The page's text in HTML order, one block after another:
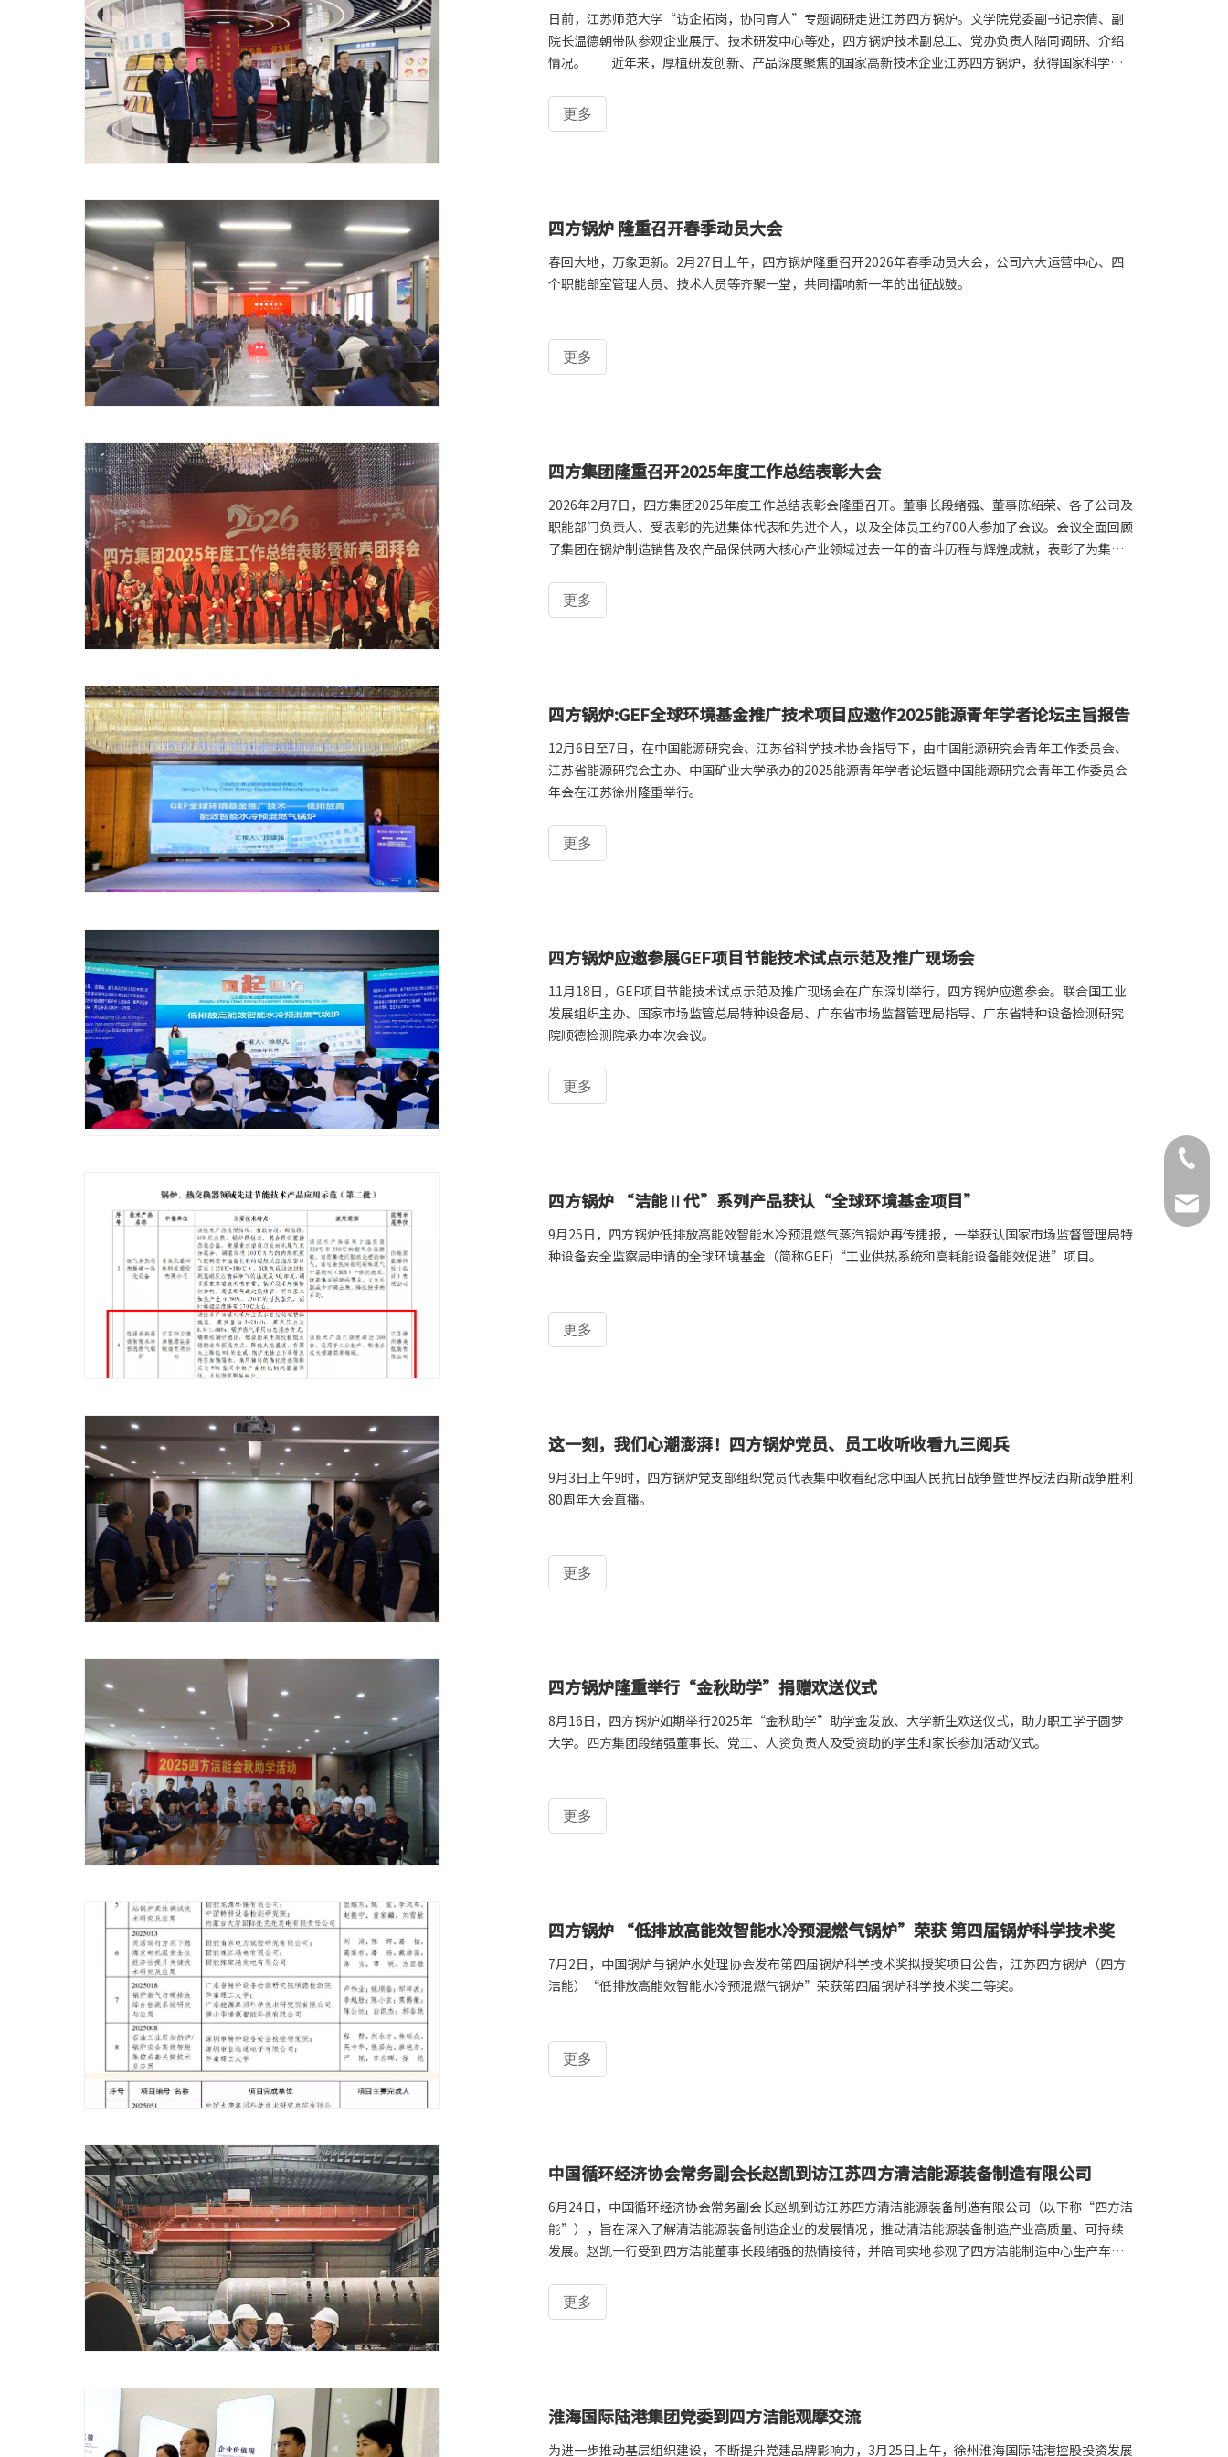
日前，江苏师范大学“访企拓岗，协同育人”专题调研走进江苏四方锅炉。文学院党委副书记宗倩、副
院长温德朝带队参观企业展厅、技术研发中心等处，四方锅炉技术副总工、党办负责人陪同调研、介绍
情况。 近年来，厚植研发创新、产品深度聚焦的国家高新技术企业江苏四方锅炉，获得国家科学技
发。江苏师范大学是江苏省重点建设高校，拥有博士、硕士学位授予权，在师范教育及区域社会服务领
域具有较高影响力。江苏师范大学授牌“大学生就业实习实训基地”，聚焦企业行业实力、创新发展人
更多
四方锅炉 隆重召开春季动员大会
春回大地，万象更新。2月27日上午，四方锅炉隆重召开2026年春季动员大会，公司六大运营中心、四
个职能部室管理人员、技术人员等齐聚一堂，共同擂响新一年的出征战鼓。
更多
四方集团隆重召开2025年度工作总结表彰大会
2026年2月7日，四方集团2025年度工作总结表彰会隆重召开。董事长段绪强、董事陈绍荣、各子公司及
职能部门负责人、受表彰的先进集体代表和先进个人，以及全体员工约700人参加了会议。会议全面回顾
了集团在锅炉制造销售及农产品保供两大核心产业领域过去一年的奋斗历程与辉煌成就，表彰了为集团
更多
四方锅炉:GEF全球环境基金推广技术项目应邀作2025能源青年学者论坛主旨报告
12月6日至7日，在中国能源研究会、江苏省科学技术协会指导下，由中国能源研究会青年工作委员会、
江苏省能源研究会主办、中国矿业大学承办的2025能源青年学者论坛暨中国能源研究会青年工作委员会
年会在江苏徐州隆重举行。
更多
四方锅炉应邀参展GEF项目节能技术试点示范及推广现场会
11月18日，GEF项目节能技术试点示范及推广现场会在广东深圳举行，四方锅炉应邀参会。联合国工业
发展组织主办、国家市场监管总局特种设备局、广东省市场监督管理局指导、广东省特种设备检测研究
院顺德检测院承办本次会议。
更多
四方锅炉 “洁能Ⅱ代”系列产品获认“全球环境基金项目”
9月25日，四方锅炉低排放高能效智能水冷预混燃气蒸汽锅炉再传捷报，一举获认国家市场监督管理局特
种设备安全监察局申请的全球环境基金（简称GEF)“工业供热系统和高耗能设备能效促进”项目。
更多
这一刻，我们心潮澎湃！四方锅炉党员、员工收听收看九三阅兵
9月3日上午9时，四方锅炉党支部组织党员代表集中收看纪念中国人民抗日战争暨世界反法西斯战争胜利
80周年大会直播。
更多
四方锅炉隆重举行“金秋助学”捐赠欢送仪式
8月16日，四方锅炉如期举行2025年“金秋助学”助学金发放、大学新生欢送仪式，助力职工学子圆梦
大学。四方集团段绪强董事长、党工、人资负责人及受资助的学生和家长参加活动仪式。
更多
四方锅炉 “低排放高能效智能水冷预混燃气锅炉”荣获 第四届锅炉科学技术奖
7月2日，中国锅炉与锅炉水处理协会发布第四届锅炉科学技术奖拟授奖项目公告，江苏四方锅炉（四方
洁能）“低排放高能效智能水冷预混燃气锅炉”荣获第四届锅炉科学技术奖二等奖。
更多
中国循环经济协会常务副会长赵凯到访江苏四方清洁能源装备制造有限公司
6月24日，中国循环经济协会常务副会长赵凯到访江苏四方清洁能源装备制造有限公司（以下称“四方洁
能”），旨在深入了解清洁能源装备制造企业的发展情况，推动清洁能源装备制造产业高质量、可持续
发展。赵凯一行受到四方洁能董事长段绪强的热情接待，并陪同实地参观了四方洁能制造中心生产车
情况。赵凯介绍了中国循环经济协会的重点工作，强调了清洁能源装备制造在推动资源节约、环境保护
以及实现碳达峰、碳中和目标中的重要作用。他指出，四方洁能在产品设计和制造上的先进性，其技术
更多
淮海国际陆港集团党委到四方洁能观摩交流
为进一步推动基层组织建设，不断提升党建品牌影响力，3月25日上午，徐州淮海国际陆港控股投资发展
0516-